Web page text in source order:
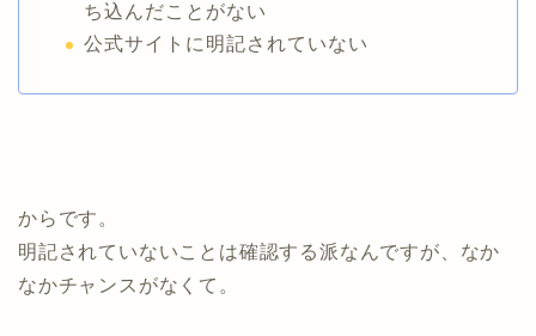
ち込んだことがない
公式サイトに明記されていない
からです。
明記されていないことは確認する派なんですが、なか
なかチャンスがなくて。